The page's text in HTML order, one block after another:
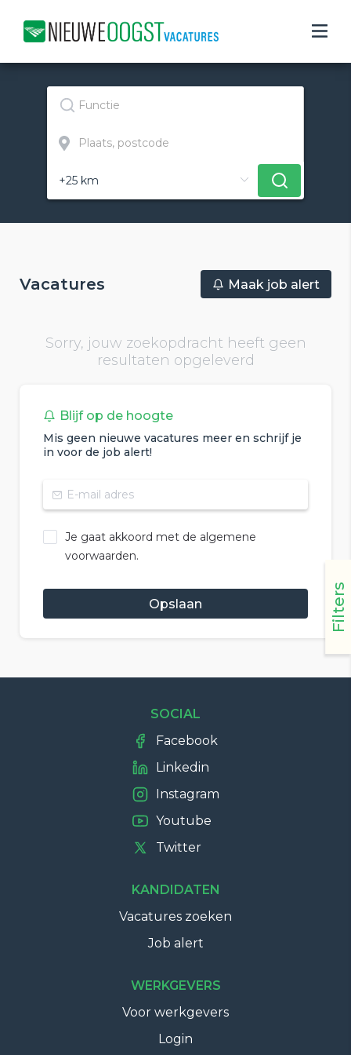
Filters
Vacatures Maak job alert
Sorry, jouw zoekopdracht heeft geen
resultaten opgeleverd
Blijf op de hoogte
Mis geen nieuwe vacatures meer en schrijf je
in voor de job alert!
Je gaat akkoord met de algemene
voorwaarden.
Opslaan
SOCIAL
Facebook
Linkedin
Instagram
Youtube
Twitter
KANDIDATEN
Vacatures zoeken
Job alert
WERKGEVERS
Voor werkgevers
Login